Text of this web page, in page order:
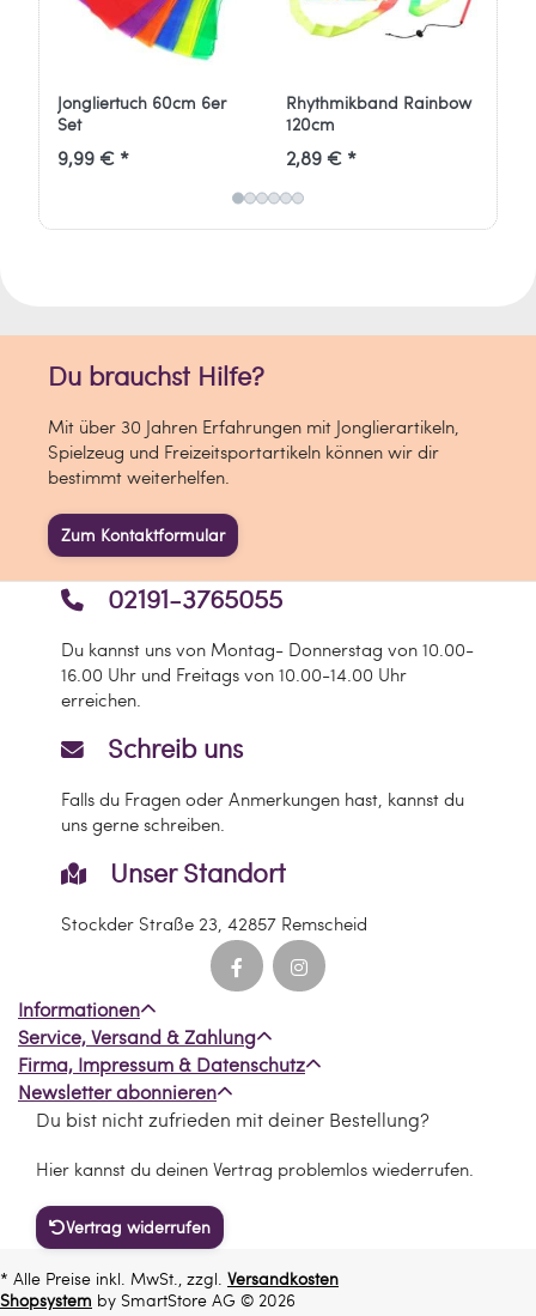
Jongliertuch 60cm 6er
Set
9,99 € *
Rhythmikband Rainbow
120cm
2,89 € *
Du brauchst Hilfe?
Mit über 30 Jahren Erfahrungen mit Jonglierartikeln,
Spielzeug und Freizeitsportartikeln können wir dir
bestimmt weiterhelfen.
Zum Kontaktformular
Schreib uns
Falls du Fragen oder Anmerkungen hast, kannst du
uns gerne schreiben.
02191-3765055
Du kannst uns von Montag- Donnerstag von 10.00-
16.00 Uhr und Freitags von 10.00-14.00 Uhr
erreichen.
Unser Standort
Stockder Straße 23, 42857 Remscheid
Informationen
Service, Versand & Zahlung
Firma, Impressum & Datenschutz
Newsletter abonnieren
Du bist nicht zufrieden mit deiner Bestellung?
Hier kannst du deinen Vertrag problemlos wiederrufen.
Vertrag widerrufen
* Alle Preise inkl. MwSt., zzgl. Versandkosten
Shopsystem by SmartStore AG © 2026